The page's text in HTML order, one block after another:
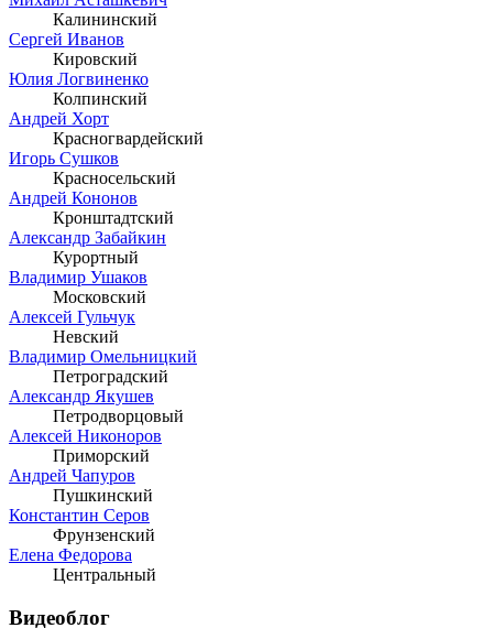
Калининский
Сергей Иванов
Кировский
Юлия Логвиненко
Колпинский
Андрей Хорт
Красногвардейский
Игорь Сушков
Красносельский
Андрей Кононов
Кронштадтский
Александр Забайкин
Курортный
Владимир Ушаков
Московский
Алексей Гульчук
Невский
Владимир Омельницкий
Петроградский
Александр Якушев
Петродворцовый
Алексей Никоноров
Приморский
Андрей Чапуров
Пушкинский
Константин Серов
Фрунзенский
Елена Федорова
Центральный
Видеоблог